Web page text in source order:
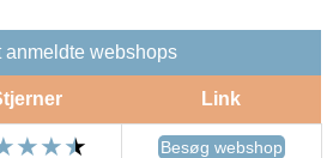
anmeldte webshops
Link
Besøg webshop